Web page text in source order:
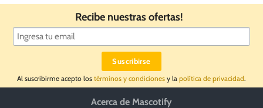
Recibe nuestras ofertas!
Al suscribirme acepto los términos y condiciones y la política de privacidad.
Acerca de Mascotify